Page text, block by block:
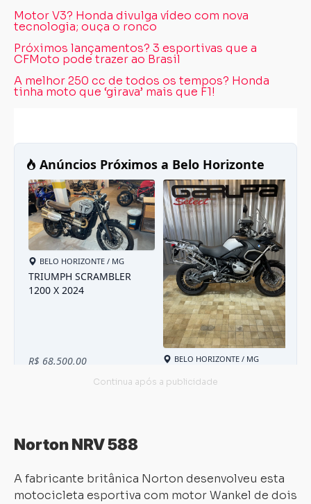
Motor V3? Honda divulga vídeo com nova
tecnologia; ouça o ronco
Próximos lançamentos? 3 esportivas que a
CFMoto pode trazer ao Brasil
A melhor 250 cc de todos os tempos? Honda
tinha moto que ‘girava’ mais que F1!
Norton NRV 588
A fabricante britânica Norton desenvolveu esta
motocicleta esportiva com motor Wankel de dois